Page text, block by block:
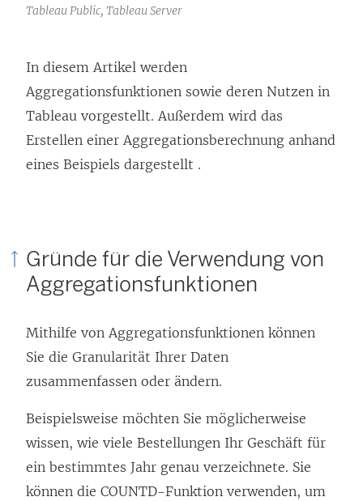
Tableau Public, Tableau Server
In diesem Artikel werden
Aggregationsfunktionen sowie deren Nutzen in
Tableau vorgestellt. Außerdem wird das
Erstellen einer Aggregationsberechnung anhand
eines Beispiels dargestellt .
Gründe für die Verwendung von
Aggregationsfunktionen
Mithilfe von Aggregationsfunktionen können
Sie die Granularität Ihrer Daten
zusammenfassen oder ändern.
Beispielsweise möchten Sie möglicherweise
wissen, wie viele Bestellungen Ihr Geschäft für
ein bestimmtes Jahr genau verzeichnete. Sie
können die COUNTD-Funktion verwenden, um